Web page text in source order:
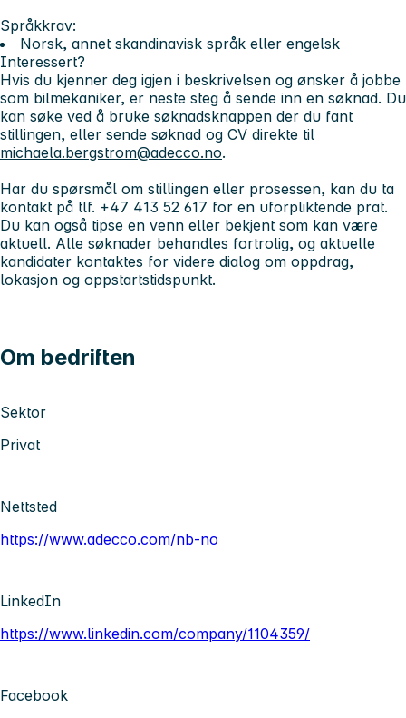
Språkkrav:
Norsk, annet skandinavisk språk eller engelsk
Interessert?
Hvis du kjenner deg igjen i beskrivelsen og ønsker å jobbe
som bilmekaniker, er neste steg å sende inn en søknad. Du
kan søke ved å bruke søknadsknappen der du fant
stillingen, eller sende søknad og CV direkte til
michaela.bergstrom@adecco.no.
Har du spørsmål om stillingen eller prosessen, kan du ta
kontakt på tlf. +47 413 52 617 for en uforpliktende prat.
Du kan også tipse en venn eller bekjent som kan være
aktuell. Alle søknader behandles fortrolig, og aktuelle
kandidater kontaktes for videre dialog om oppdrag,
lokasjon og oppstartstidspunkt.
Om bedriften
Sektor
Privat
Nettsted
https://www.adecco.com/nb-no
LinkedIn
https://www.linkedin.com/company/1104359/
Facebook